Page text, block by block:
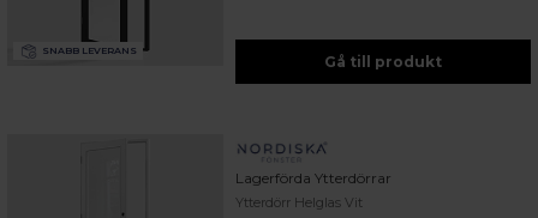
SNABB LEVERANS
Gå till produkt
Lagerförda Ytterdörrar
Ytterdörr Helglas Vit